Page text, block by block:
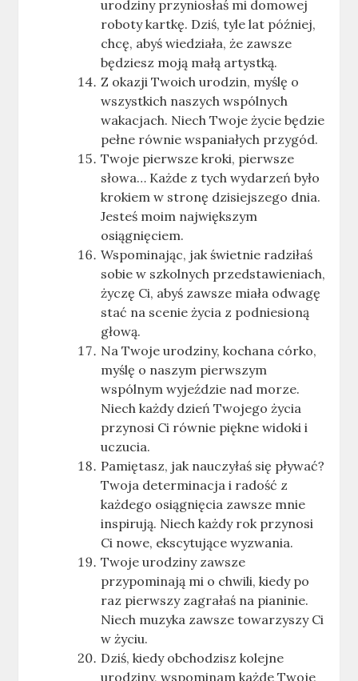
urodziny przyniosłaś mi domowej
roboty kartkę. Dziś, tyle lat później,
chcę, abyś wiedziała, że zawsze
będziesz moją małą artystką.
Z okazji Twoich urodzin, myślę o
wszystkich naszych wspólnych
wakacjach. Niech Twoje życie będzie
pełne równie wspaniałych przygód.
Twoje pierwsze kroki, pierwsze
słowa… Każde z tych wydarzeń było
krokiem w stronę dzisiejszego dnia.
Jesteś moim największym
osiągnięciem.
Wspominając, jak świetnie radziłaś
sobie w szkolnych przedstawieniach,
życzę Ci, abyś zawsze miała odwagę
stać na scenie życia z podniesioną
głową.
Na Twoje urodziny, kochana córko,
myślę o naszym pierwszym
wspólnym wyjeździe nad morze.
Niech każdy dzień Twojego życia
przynosi Ci równie piękne widoki i
uczucia.
Pamiętasz, jak nauczyłaś się pływać?
Twoja determinacja i radość z
każdego osiągnięcia zawsze mnie
inspirują. Niech każdy rok przynosi
Ci nowe, ekscytujące wyzwania.
Twoje urodziny zawsze
przypominają mi o chwili, kiedy po
raz pierwszy zagrałaś na pianinie.
Niech muzyka zawsze towarzyszy Ci
w życiu.
Dziś, kiedy obchodzisz kolejne
urodziny, wspominam każde Twoje